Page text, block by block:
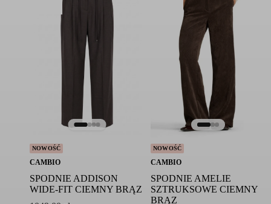
NOWOŚĆ
CAMBIO
SPODNIE ADDISON
WIDE-FIT CIEMNY BRĄZ
NOWOŚĆ
CAMBIO
SPODNIE AMELIE
SZTRUKSOWE CIEMNY
BRĄZ